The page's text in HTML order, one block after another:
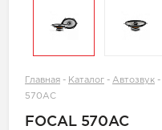
Главная - Каталог - Автозвук -
570AC
FOCAL 570AC